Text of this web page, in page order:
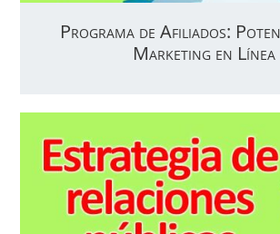
Programa de Afiliados:
Marketing en Línea